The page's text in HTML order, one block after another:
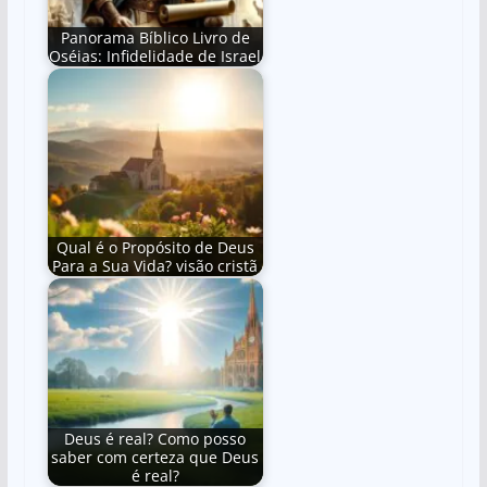
Panorama Bíblico Livro de
Oséias: Infidelidade de Israel
Qual é o Propósito de Deus
Para a Sua Vida? visão cristã
Deus é real? Como posso
saber com certeza que Deus
é real?